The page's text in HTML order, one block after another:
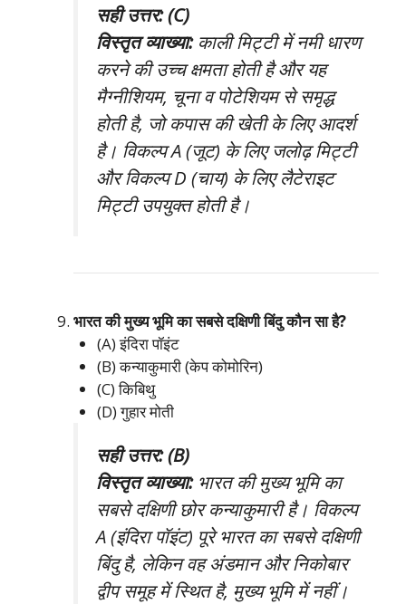
सही उत्तर: (C)
विस्तृत व्याख्या:काली मिट्टी में नमी धारण
करने की उच्च क्षमता होती है और यह
मैग्नीशियम, चूना व पोटेशियम से समृद्ध
होती है, जो कपास की खेती के लिए आदर्श
है। विकल्प A (जूट) के लिए जलोढ़ मिट्टी
और विकल्प D (चाय) के लिए लैटेराइट
मिट्टी उपयुक्त होती है।
भारत की मुख्य भूमि का सबसे दक्षिणी बिंदु कौन सा है?
(A) इंदिरा पॉइंट
(B) कन्याकुमारी (केप कोमोरिन)
(C) किबिथु
(D) गुहार मोती
सही उत्तर: (B)
विस्तृत व्याख्या:भारत की मुख्य भूमि का
सबसे दक्षिणी छोर कन्याकुमारी है। विकल्प
A (इंदिरा पॉइंट) पूरे भारत का सबसे दक्षिणी
बिंदु है, लेकिन वह अंडमान और निकोबार
द्वीप समूह में स्थित है, मुख्य भूमि में नहीं।